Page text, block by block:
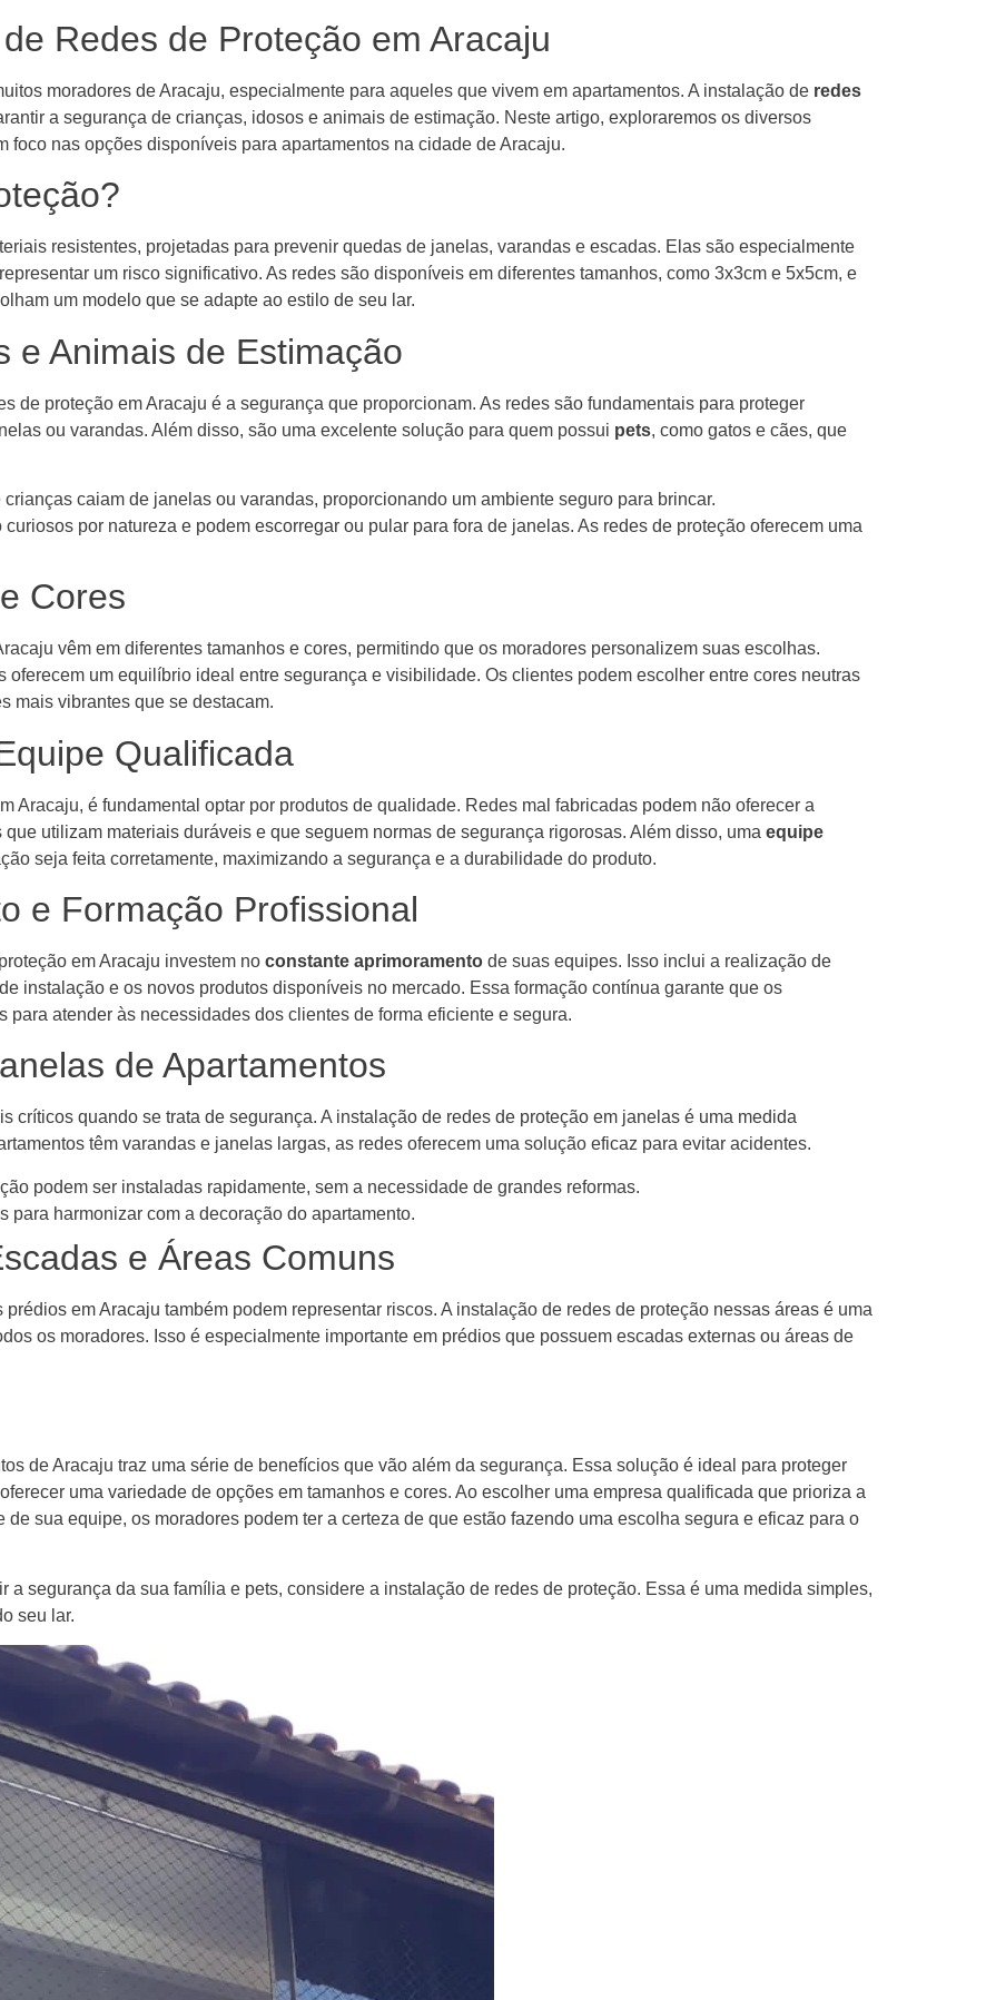
Redes de Proteção em Aracaju
moradores de Aracaju, especialmente para aqueles que vivem em apartamentos. A instalação de redes
a segurança de crianças, idosos e animais de estimação. Neste artigo, exploraremos os diversos
foco nas opções disponíveis para apartamentos na cidade de Aracaju.
resistentes, projetadas para prevenir quedas de janelas, varandas e escadas. Elas são especialmente
um risco significativo. As redes são disponíveis em diferentes tamanhos, como 3x3cm e 5x5cm, e
um modelo que se adapte ao estilo de seu lar.
e Animais de Estimação
de proteção em Aracaju é a segurança que proporcionam. As redes são fundamentais para proteger
ou varandas. Além disso, são uma excelente solução para quem possui pets, como gatos e cães, que
caiam de janelas ou varandas, proporcionando um ambiente seguro para brincar.
curiosos por natureza e podem escorregar ou pular para fora de janelas. As redes de proteção oferecem uma
Cores
vêm em diferentes tamanhos e cores, permitindo que os moradores personalizem suas escolhas.
oferecem um equilíbrio ideal entre segurança e visibilidade. Os clientes podem escolher entre cores neutras
mais vibrantes que se destacam.
Qualificada
Aracaju, é fundamental optar por produtos de qualidade. Redes mal fabricadas podem não oferecer a
utilizam materiais duráveis e que seguem normas de segurança rigorosas. Além disso, uma equipe
seja feita corretamente, maximizando a segurança e a durabilidade do produto.
e Formação Profissional
em Aracaju investem no constante aprimoramento de suas equipes. Isso inclui a realização de
instalação e os novos produtos disponíveis no mercado. Essa formação contínua garante que os
atender às necessidades dos clientes de forma eficiente e segura.
de Apartamentos
críticos quando se trata de segurança. A instalação de redes de proteção em janelas é uma medida
têm varandas e janelas largas, as redes oferecem uma solução eficaz para evitar acidentes.
podem ser instaladas rapidamente, sem a necessidade de grandes reformas.
para harmonizar com a decoração do apartamento.
e Áreas Comuns
em Aracaju também podem representar riscos. A instalação de redes de proteção nessas áreas é uma
os moradores. Isso é especialmente importante em prédios que possuem escadas externas ou áreas de
de Aracaju traz uma série de benefícios que vão além da segurança. Essa solução é ideal para proteger
uma variedade de opções em tamanhos e cores. Ao escolher uma empresa qualificada que prioriza a
sua equipe, os moradores podem ter a certeza de que estão fazendo uma escolha segura e eficaz para o
a segurança da sua família e pets, considere a instalação de redes de proteção. Essa é uma medida simples,
seu lar.